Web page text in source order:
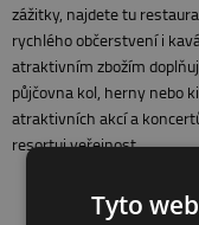
zážitky, najdete tu
rychlého občerstvení i
atraktivním zbožím
půjčovna kol, herny nebo
atraktivních akcí a
resortui veřejnost.
Tyto